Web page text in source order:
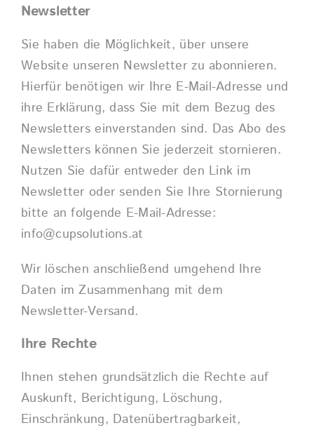
Newsletter
Sie haben die Möglichkeit, über unsere
Website unseren Newsletter zu abonnieren.
Hierfür benötigen wir Ihre E-Mail-Adresse und
ihre Erklärung, dass Sie mit dem Bezug des
Newsletters einverstanden sind. Das Abo des
Newsletters können Sie jederzeit stornieren.
Nutzen Sie dafür entweder den Link im
Newsletter oder senden Sie Ihre Stornierung
bitte an folgende E-Mail-Adresse:
info@cupsolutions.at
Wir löschen anschließend umgehend Ihre
Daten im Zusammenhang mit dem
Newsletter-Versand.
Ihre Rechte
Ihnen stehen grundsätzlich die Rechte auf
Auskunft, Berichtigung, Löschung,
Einschränkung, Datenübertragbarkeit,